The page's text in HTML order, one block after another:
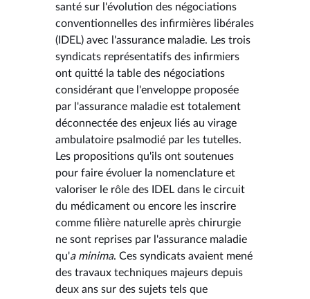
santé sur l'évolution des négociations
conventionnelles des infirmières libérales
(IDEL) avec l'assurance maladie. Les trois
syndicats représentatifs des infirmiers
ont quitté la table des négociations
considérant que l'enveloppe proposée
par l'assurance maladie est totalement
déconnectée des enjeux liés au virage
ambulatoire psalmodié par les tutelles.
Les propositions qu'ils ont soutenues
pour faire évoluer la nomenclature et
valoriser le rôle des IDEL dans le circuit
du médicament ou encore les inscrire
comme filière naturelle après chirurgie
ne sont reprises par l'assurance maladie
qu'a minima. Ces syndicats avaient mené
des travaux techniques majeurs depuis
deux ans sur des sujets tels que